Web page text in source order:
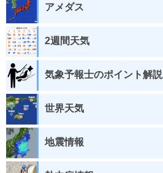
アメダス
2週間天気
気象予報士のポイント解説
世界天気
地震情報